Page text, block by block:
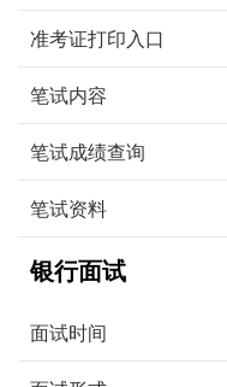
准考证打印入口
笔试内容
笔试成绩查询
笔试资料
银行面试
面试时间